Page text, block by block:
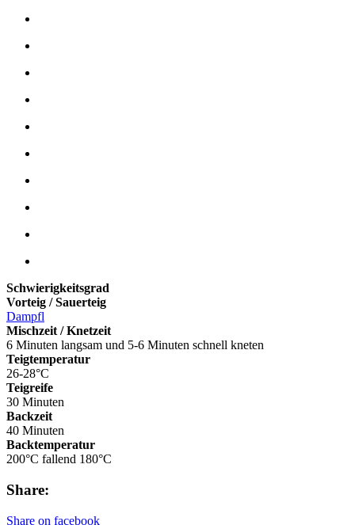
Schwierigkeitsgrad
Vorteig / Sauerteig
Dampfl
Mischzeit / Knetzeit
6 Minuten langsam und 5-6 Minuten schnell kneten
Teigtemperatur
26-28°C
Teigreife
30 Minuten
Backzeit
40 Minuten
Backtemperatur
200°C fallend 180°C
Share:
Share on facebook